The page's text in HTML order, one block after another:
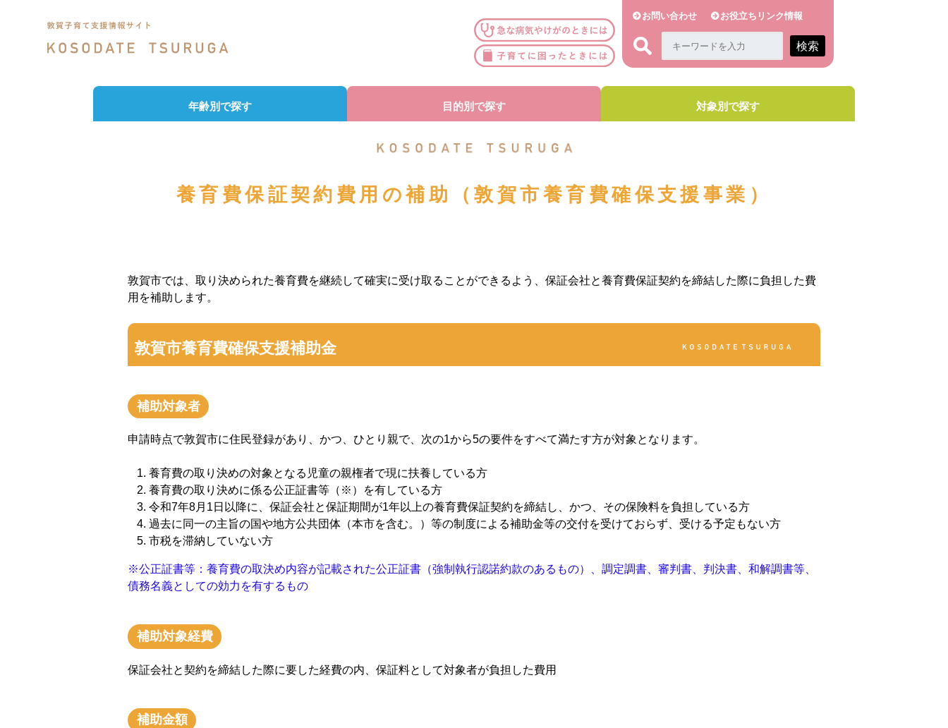
お問い合わせ お役立ちリンク情報
検索
年齢別で探す 目的別で探す 対象別で探す
養育費保証契約費用の補助（敦賀市養育費確保支援事業）
敦賀市では、取り決められた養育費を継続して確実に受け取ることができるよう、保証会社と養育費保証契約を締結した際に負担した費
用を補助します。
敦賀市養育費確保支援補助金
補助対象者
申請時点で敦賀市に住民登録があり、かつ、ひとり親で、次の1から5の要件をすべて満たす方が対象となります。
養育費の取り決めの対象となる児童の親権者で現に扶養している方
養育費の取り決めに係る公正証書等（※）を有している方
令和7年8月1日以降に、保証会社と保証期間が1年以上の養育費保証契約を締結し、かつ、その保険料を負担している方
過去に同一の主旨の国や地方公共団体（本市を含む。）等の制度による補助金等の交付を受けておらず、受ける予定もない方
市税を滞納していない方
※公正証書等：養育費の取決め内容が記載された公正証書（強制執行認諾約款のあるもの）、調定調書、審判書、判決書、和解調書等、
債務名義としての効力を有するもの
補助対象経費
保証会社と契約を締結した際に要した経費の内、保証料として対象者が負担した費用
補助金額